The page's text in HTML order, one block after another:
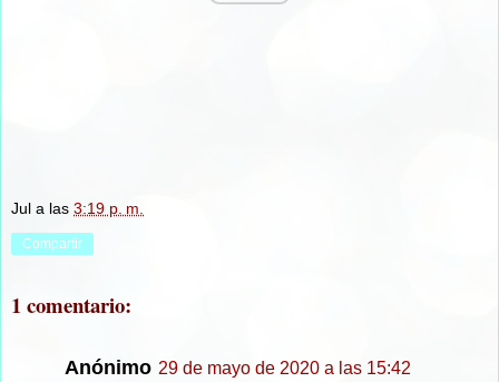
Jul a las 3:19 p. m.
Compartir
1 comentario:
Anónimo 29 de mayo de 2020 a las 15:42